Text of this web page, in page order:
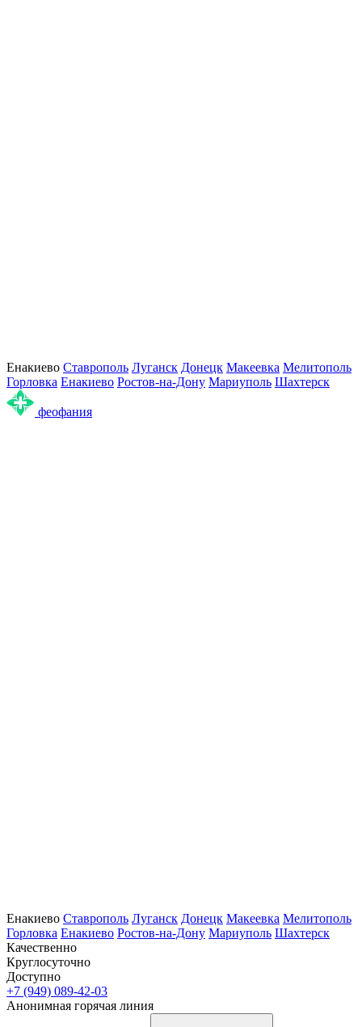
Енакиево Ставрополь Луганск Донецк Макеевка Мелитополь
Горловка Енакиево Ростов-на-Дону Мариуполь Шахтерск
феофания
Енакиево Ставрополь Луганск Донецк Макеевка Мелитополь
Горловка Енакиево Ростов-на-Дону Мариуполь Шахтерск
Качественно
Круглосуточно
Доступно
+7 (949) 089-42-03
Анонимная горячая линия